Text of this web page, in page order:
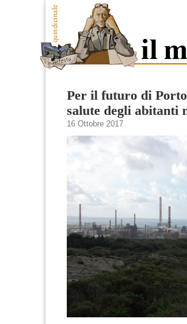
Per il futuro di
salute degli abitanti
16 Ottobre 2017